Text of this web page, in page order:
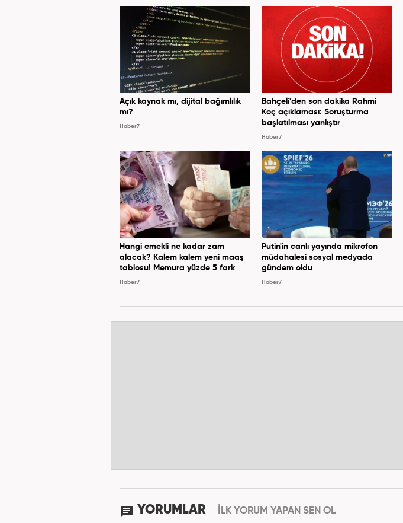
Açık kaynak mı, dijital bağımlılık
mı?
Haber7
Bahçeli'den son dakika Rahmi
Koç açıklaması: Soruşturma
başlatılması yanlıştır
Haber7
Hangi emekli ne kadar zam
alacak? Kalem kalem yeni maaş
tablosu! Memura yüzde 5 fark
Haber7
Putin'in canlı yayında mikrofon
müdahalesi sosyal medyada
gündem oldu
Haber7
YORUMLAR İLK YORUM YAPAN SEN OL